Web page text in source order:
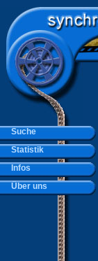
Suche
Statistik
Infos
Über uns